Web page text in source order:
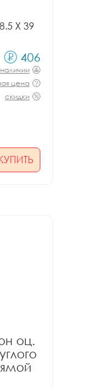
X 39
406
цена
скидки
оц.